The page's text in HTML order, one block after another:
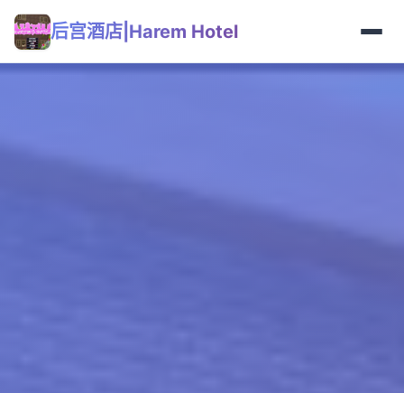
后宫酒店|Harem Hotel